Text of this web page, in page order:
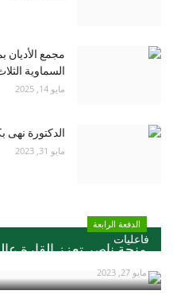
مجمع الأديان
السماوية
مايو 14, 2025
الدكتورة نهى
مايو 31, 2023
فاعليات
الدفعة الرابعة
منحة ناصر تعزز القارة
مايو 27, 2023